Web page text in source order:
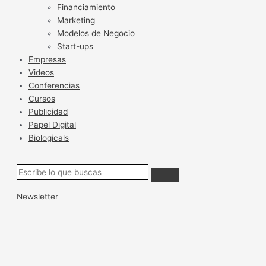
Financiamiento
Marketing
Modelos de Negocio
Start-ups
Empresas
Videos
Conferencias
Cursos
Publicidad
Papel Digital
Biologicals
Newsletter